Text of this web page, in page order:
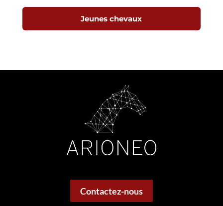
Jeunes chevaux
Contactez-nous